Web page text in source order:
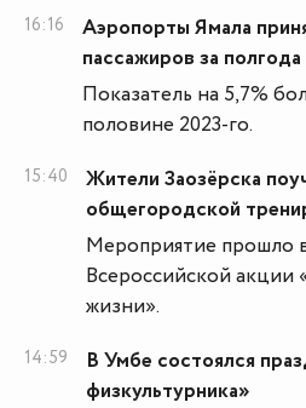
16:16
Аэропорты Ямала
пассажиров за полгода
Показатель на 5,7%
половине 2023-го.
15:40
Жители Заозëрска
общегородской
Мероприятие прошло
Всероссийской акции
жизни».
14:59
В Умбе состоялся
физкультурника»